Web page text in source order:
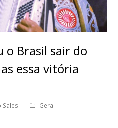
o Brasil sair do
essa vitória
Sales
Geral